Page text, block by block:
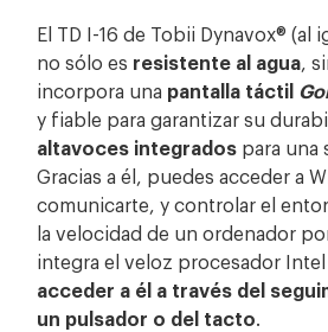
El TD I-16 de Tobii Dynavox® (al
no sólo es resistente al agua,
incorpora una pantalla táctil
y fiable para garantizar su
altavoces integrados para una
Gracias a él, puedes acceder a
comunicarte, y controlar el
la velocidad de un ordenador
integra el veloz procesador Intel
acceder a él a través del
un pulsador o del tacto.